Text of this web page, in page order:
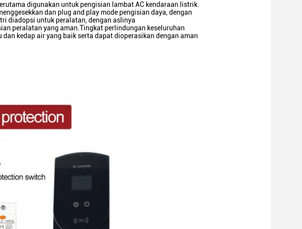
digunakan untuk pengisian lambat AC kendaraan listrik.
dan plug and play mode pengisian daya, dengan
diadopsi untuk peralatan, dengan aslinya
peralatan yang aman.Tingkat perlindungan keseluruhan
kedap air yang baik serta dapat dioperasikan dengan aman